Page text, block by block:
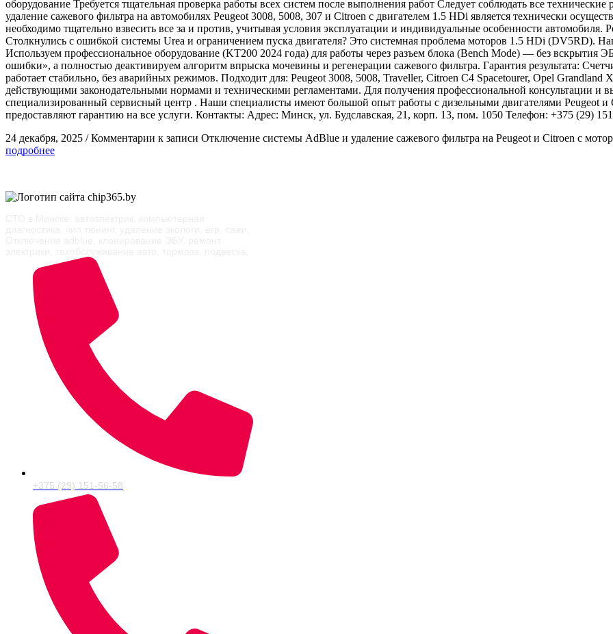
оборудование Требуется тщательная проверка работы всех систем после выполнения работ Следует соблюдать все
удаление сажевого фильтра на автомобилях Peugeot 3008, 5008, 307 и Citroen с двигателем 1.5 HDi является технически
необходимо тщательно взвесить все за и против, учитывая условия эксплуатации и индивидуальные особенности
Столкнулись с ошибкой системы Urea и ограничением пуска двигателя? Это системная проблема моторов 1.5 HDi (DV5RD).
Используем профессиональное оборудование (KT200 2024 года) для работы через разъем блока (Bench Mode) — без
ошибки», а полностью деактивируем алгоритм впрыска мочевины и регенерации сажевого фильтра. Гарантия результата:
работает стабильно, без аварийных режимов. Подходит для: Peugeot 3008, 5008, Traveller, Citroen C4 Spacetourer, Opel
действующими законодательными нормами и техническими регламентами. Для получения профессиональной консультации и
специализированный сервисный центр . Наши специалисты имеют большой опыт работы с дизельными двигателями Peugeot и
предоставляют гарантию на все услуги. Контакты: Адрес: Минск, ул. Будславская, 21, корп. 13, пом. 1050 Телефон: +375 (29)
24 декабря, 2025 / Комментарии к записи Отключение системы AdBlue и удаление сажевого фильтра на Peugeot и Citroen с
подробнее
+375 (29) 151-56-58